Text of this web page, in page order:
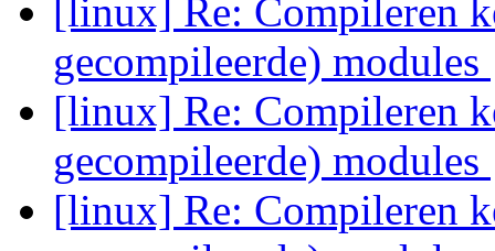
[linux] Re: Compileren
gecompileerde) modules
[linux] Re: Compileren
gecompileerde) modules
[linux] Re: Compileren